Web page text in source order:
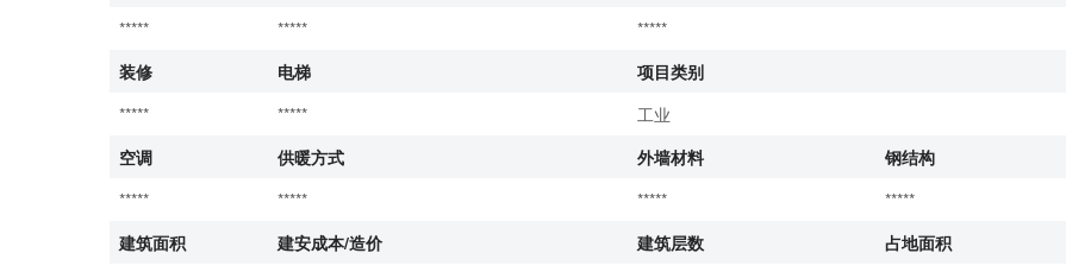
*****
*****
*****
装修
电梯
项目类别
*****
*****
工业
空调
供暖方式 外墙材料
钢结构
*****
***** *****
*****
建筑面积
建安成本/造价 建筑层数
占地面积